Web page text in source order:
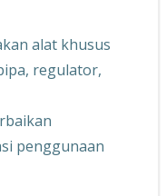
alat khusus
regulator,
penggunaan